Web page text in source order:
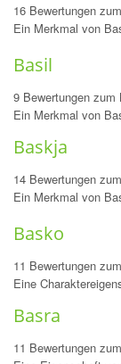
16 Bewertungen
Ein Merkmal von
Basil
9 Bewertungen zum
Ein Merkmal von
Baskja
14 Bewertungen
Ein Merkmal von
Basko
11 Bewertungen
Eine
Basra
11 Bewertungen